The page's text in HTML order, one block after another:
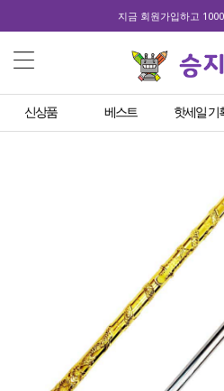
지금 회원가입하고
신상품 베스트 핫세일 기